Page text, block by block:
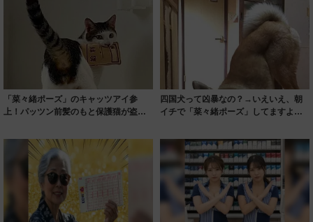
「菜々緒ポーズ」のキャッツアイ参
上！パッツン前髪のもと保護猫が盗ん
四国犬って凶暴なの？→いえいえ、朝
イチで「菜々緒ポーズ」してますよ